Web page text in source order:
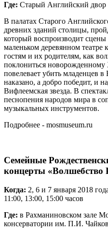
Где: Старый Английский двор
В палатах Старого
древних зданий столицы,
который воспроизводит
маленьком деревянном
гостям и их родителям, как
поклониться новорожденному
повелевает убить младенцев
наказано, а добро победит, и
Вифлеемская звезда. В
песнопения народов мира в
музыкальных инструментов.
Подробнее - mosmuseum.ru
Семейные
концерты «Волшебство
Когда: 2, 6 и 7 января 2018
11:00, 13:00, 15:00 часов
Где: в Рахманиновском зале
консерватории им. П.И.